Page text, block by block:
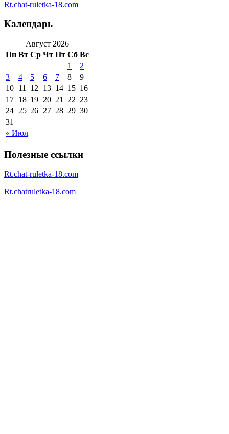
Rt.chat-ruletka-18.com
Календарь
Август 2026
Пн Вт Ср Чт Пт Сб Вс
« Июл
1
2
3
4 5 6 7 8
9
10 11 12 13 14 15 16
17 18 19 20 21 22 23
24 25 26 27 28 29 30
31
Полезные ссылки
Rt.chat-ruletka-18.com
Rt.chatruletka-18.com